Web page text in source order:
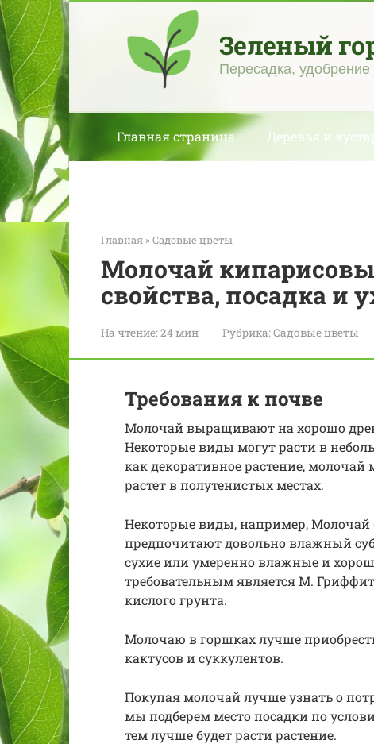
Перейти
к
контенту
Зеленый
Пересадка,
Главная страница Деревья и
Главная »Садовые цветы
Молочай
свойства, посадка и
На чтение:24 мин Рубрика:Садовые цветы
Требования к почве
Молочай выращивают на хорошо
Некоторые виды могут расти в
как декоративное растение,
растет в полутенистых местах.
Некоторые виды, например, Молочай
предпочитают довольно влажный
сухие или умеренно влажные и
требовательным является М.
кислого грунта.
Молочаю в горшках лучше
кактусов и суккулентов.
Покупая молочай лучше узнать о
мы подберем место посадки по
тем лучше будет расти растение.